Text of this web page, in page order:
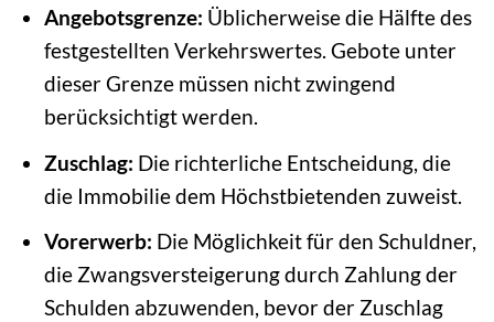
Angebotsgrenze: Üblicherweise die Hälfte des
festgestellten Verkehrswertes. Gebote unter
dieser Grenze müssen nicht zwingend
berücksichtigt werden.
Zuschlag: Die richterliche Entscheidung, die
die Immobilie dem Höchstbietenden zuweist.
Vorerwerb: Die Möglichkeit für den Schuldner,
die Zwangsversteigerung durch Zahlung der
Schulden abzuwenden, bevor der Zuschlag